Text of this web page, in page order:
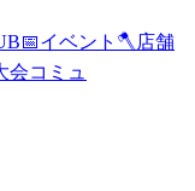
📅イベント 🪓 店舗
会コミュ